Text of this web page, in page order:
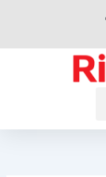
contenido